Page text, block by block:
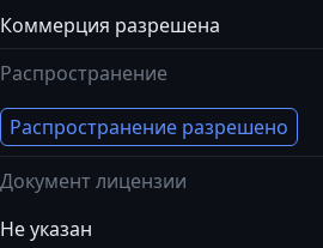
Коммерция разрешена
Распространение
Распространение разрешено
Документ лицензии
Не указан